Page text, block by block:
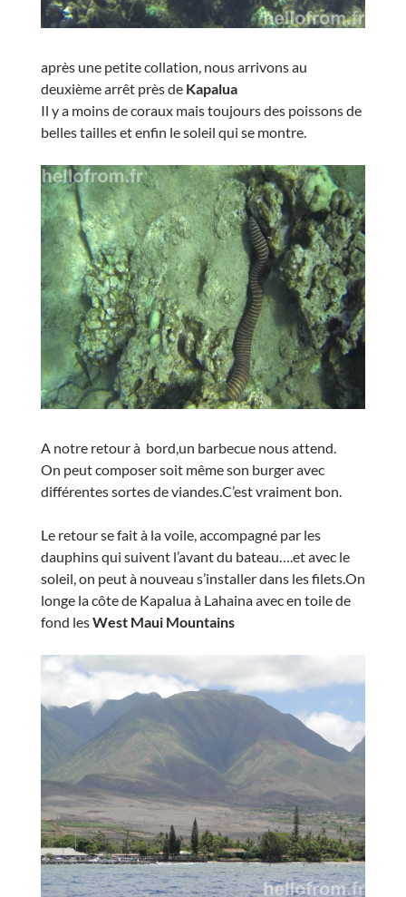
après une petite collation, nous arrivons au
deuxième arrêt près de Kapalua
Il y a moins de coraux mais toujours des poissons de
belles tailles et enfin le soleil qui se montre.
A notre retour à bord,un barbecue nous attend.
On peut composer soit même son burger avec
différentes sortes de viandes.C’est vraiment bon.
Le retour se fait à la voile, accompagné par les
dauphins qui suivent l’avant du bateau….et avec le
soleil, on peut à nouveau s’installer dans les filets.On
longe la côte de Kapalua à Lahaina avec en toile de
fond lesWest Maui Mountains